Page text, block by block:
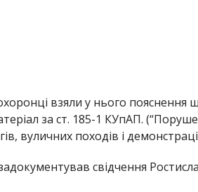
взяли у нього пояснення
за ст. 185-1 КУпАП.
вуличних походів і
свідчення